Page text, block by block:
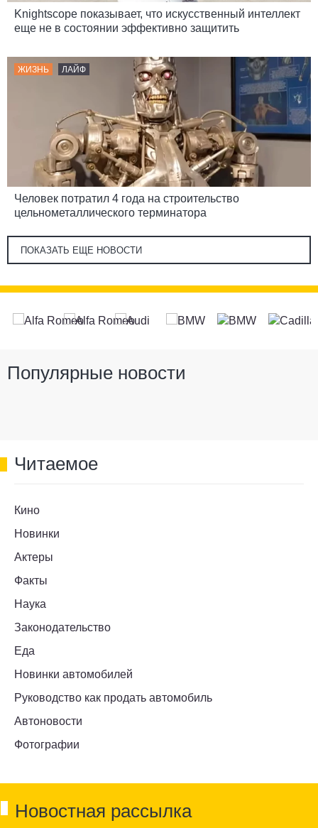
Knightscope показывает, что искусственный интеллект
еще не в состоянии эффективно защитить
ЖИЗНЬ ЛАЙФ
Человек потратил 4 года на строительство
цельнометаллического терминатора
ПОКАЗАТЬ ЕЩЕ НОВОСТИ
Популярные новости
Читаемое
Кино
Новинки
Актеры
Факты
Наука
Законодательство
Еда
Новинки автомобилей
Руководство как продать автомобиль
Автоновости
Фотографии
Новостная рассылка